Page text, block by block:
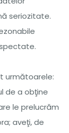
seriozitate.
următoarele:
de a obţine
le prelucrăm
aveţi, de